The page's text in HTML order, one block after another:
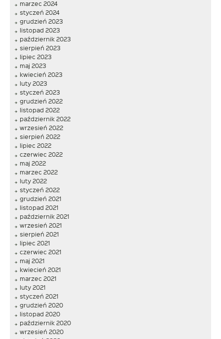
marzec 2024
styczeń 2024
grudzień 2023
listopad 2023
październik 2023
sierpień 2023
lipiec 2023
maj 2023
kwiecień 2023
luty 2023
styczeń 2023
grudzień 2022
listopad 2022
październik 2022
wrzesień 2022
sierpień 2022
lipiec 2022
czerwiec 2022
maj 2022
marzec 2022
luty 2022
styczeń 2022
grudzień 2021
listopad 2021
październik 2021
wrzesień 2021
sierpień 2021
lipiec 2021
czerwiec 2021
maj 2021
kwiecień 2021
marzec 2021
luty 2021
styczeń 2021
grudzień 2020
listopad 2020
październik 2020
wrzesień 2020